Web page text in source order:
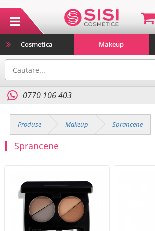
Cosmetica Makeup
0770 106 403
Produse Makeup Sprancene
Sprancene